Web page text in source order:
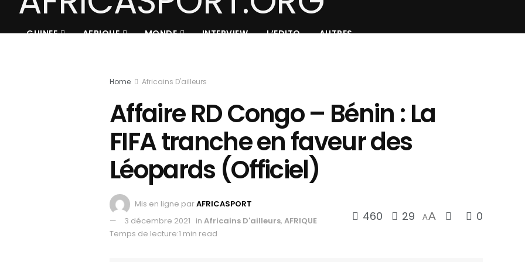
GUINEE AFRIQUE MONDE INTERVIEW L’EDITO AUTRES
Home Africains D'ailleurs
Affaire RD Congo – Bénin : La
FIFA tranche en faveur des
Léopards (Officiel)
Mis en ligne parAFRICASPORT
3 décembre 2021 in Africains D'ailleurs, AFRIQUE
Temps de lecture:1 min read
460 29 AA 0